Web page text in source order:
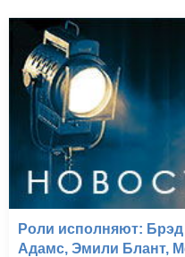
Роли исполняют:
Адамс, Эмили Блант,